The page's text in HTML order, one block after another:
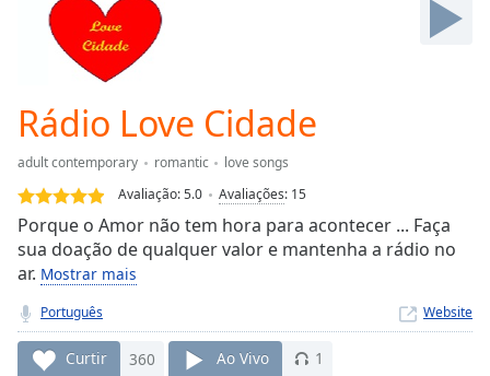
Backward
Current
Time0:00
Loaded:
0.00%
Stream
TypeLIVE
live,
currently
behind
LIVE
Rádio Love Cidade
adult contemporary romantic
love songs
Avaliação:5.0 Avaliações: 15
Porque o Amor não tem hora para acontecer ... Faça
sua doação de qualquer valor e mantenha a rádio no
ar. Mostrar mais
Português Website
Curtir 360 Ao Vivo 1